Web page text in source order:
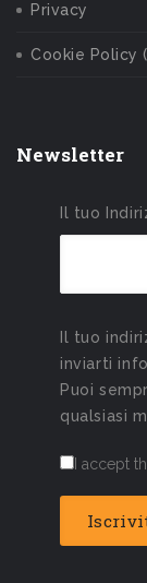
Privacy
Cookie Policy
Newsletter
Il tuo
Il tuo
inviarti
Puoi
qualsiasi
I accept